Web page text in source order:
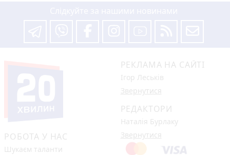
РОБОТА У НАС
Шукаєм таланти
РЕКЛАМА НА САЙТІ
Ігор Леськів
Звернутися
РЕДАКТОРИ
Наталія Бурлаку
Звернутися